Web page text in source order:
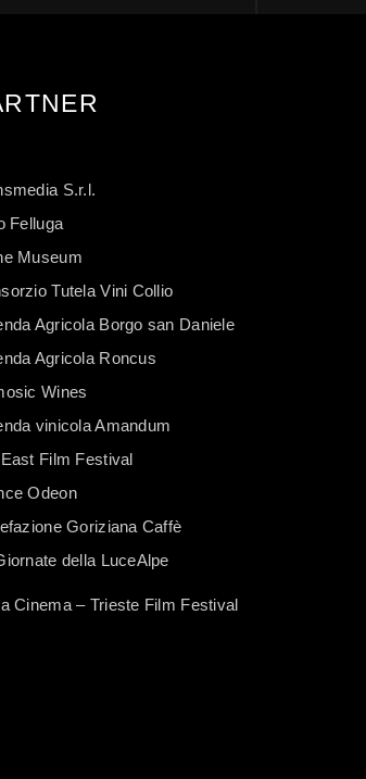
S.r.l.
Felluga
Museum
Tutela Vini Collio
Agricola Borgo san Daniele
Agricola Roncus
Wines
vinicola Amandum
Film Festival
Odeon
Goriziana Caffè
della LuceAlpe
Cinema – Trieste Film Festival